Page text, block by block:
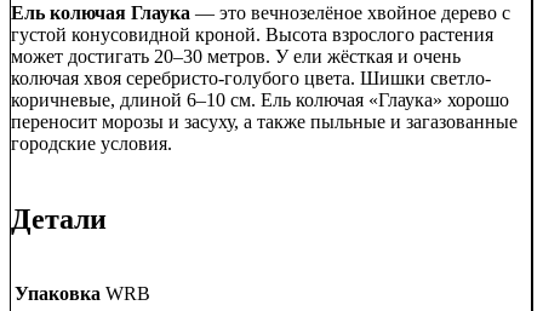
Ель колючая Глаука — это вечнозелёное хвойное дерево с
густой конусовидной кроной. Высота взрослого растения
может достигать 20–30 метров. У ели жёсткая и очень
колючая хвоя серебристо-голубого цвета. Шишки светло-
коричневые, длиной 6–10 см. Ель колючая «Глаука» хорошо
переносит морозы и засуху, а также пыльные и загазованные
городские условия.
Детали
Упаковка WRB